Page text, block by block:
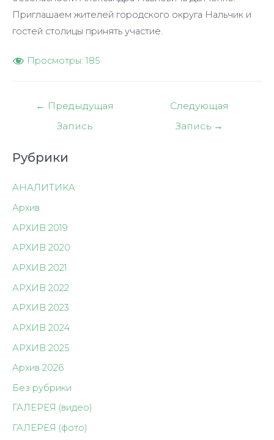
Приглашаем жителей городского округа Нальчик и
гостей столицы принять участие.
Просмотры: 185
Навигация
← Предыдущая
Запись
Следующая
Запись →
Рубрики
АНАЛИТИКА
Архив
АРХИВ 2019
АРХИВ 2020
АРХИВ 2021
АРХИВ 2022
АРХИВ 2023
АРХИВ 2024
АРХИВ 2025
Архив 2026
Без рубрики
ГАЛЕРЕЯ (видео)
ГАЛЕРЕЯ (фото)